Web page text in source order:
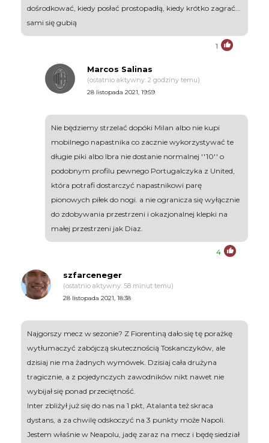
dośrodkować, kiedy posłać prostopadłą, kiedy krótko zagrać...
sami się gubią
1
Marcos Salinas
(ostatnio aktywny: 2 godziny temu)
28 listopada 2021, 19:59
Nie będziemy strzelać dopóki Milan albo nie kupi
mobilnego napastnika co zacznie wykorzystywać te
długie piki albo Ibra nie dostanie normalnej ''10'' o
podobnym profilu pewnego Portugalczyka z United,
która potrafi dostarczyć napastnikowi parę
pionowych piłek do nogi. a nie ogranicza się wyłącznie
do zdobywania przestrzeni i okazjonalnej klepki na
małej przestrzeni jak Diaz.
4
szfarceneger
(ostatnio aktywny: 58 minut temu)
28 listopada 2021, 18:38
Najgorszy mecz w sezonie? Z Fiorentiną dało się tę porażkę
wytłumaczyć zabójczą skutecznością Toskanczyków, ale
dzisiaj nie ma żadnych wymówek. Dzisiaj cała drużyna
tragicznie, a z pojedynczych zawodników nikt nawet nie
wybijał się ponad przeciętność.
Inter zbliżył już się do nas na 1 pkt, Atalanta też skraca
dystans, a za chwilę odskoczyć na 3 punkty może Napoli.
Jestem właśnie w Neapolu, jadę zaraz na mecz i będę siedział